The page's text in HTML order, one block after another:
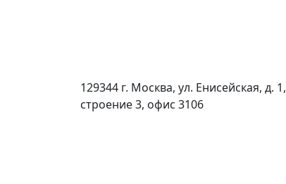
129344 г. Москва, ул. Енисейская, д. 1,
строение 3, офис 3106